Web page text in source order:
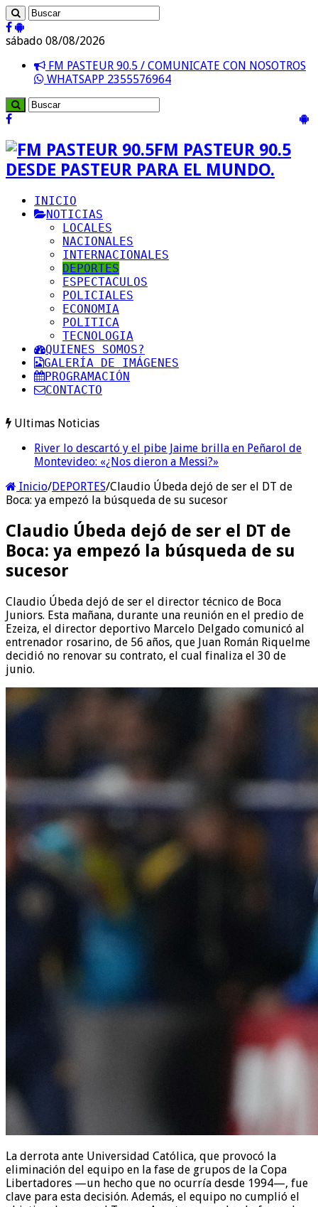
sábado 08/08/2026
FM PASTEUR 90.5 / COMUNICATE CON NOSOTROS
WHATSAPP 2355576964
FM PASTEUR 90.5
DESDE PASTEUR PARA EL MUNDO.
INICIO
NOTICIAS
LOCALES
NACIONALES
INTERNACIONALES
DEPORTES
ESPECTACULOS
POLICIALES
ECONOMIA
POLITICA
TECNOLOGIA
QUIENES SOMOS?
GALERÍA DE IMÁGENES
PROGRAMACIÓN
CONTACTO
Ultimas Noticias
River lo descartó y el pibe Jaime brilla en Peñarol de
Montevideo: «¿Nos dieron a Messi?»
Inicio/DEPORTES/Claudio Úbeda dejó de ser el DT de
Boca: ya empezó la búsqueda de su sucesor
Claudio Úbeda dejó de ser el DT de
Boca: ya empezó la búsqueda de su
sucesor
Claudio Úbeda dejó de ser el director técnico de Boca
Juniors. Esta mañana, durante una reunión en el predio de
Ezeiza, el director deportivo Marcelo Delgado comunicó al
entrenador rosarino, de 56 años, que Juan Román Riquelme
decidió no renovar su contrato, el cual finaliza el 30 de
junio.
La derrota ante Universidad Católica, que provocó la
eliminación del equipo en la fase de grupos de la Copa
Libertadores —un hecho que no ocurría desde 1994—, fue
clave para esta decisión. Además, el equipo no cumplió el